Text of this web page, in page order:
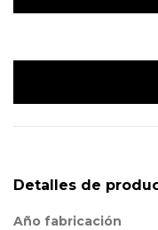
Detalles de
Año fabricación